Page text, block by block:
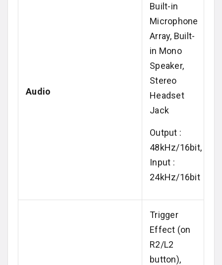
Audio
Built-in
Microphone
Array, Built-
in Mono
Speaker,
Stereo
Headset
Jack
Output :
48kHz/16bit,
Input :
24kHz/16bit
Trigger
Effect (on
R2/L2
button),